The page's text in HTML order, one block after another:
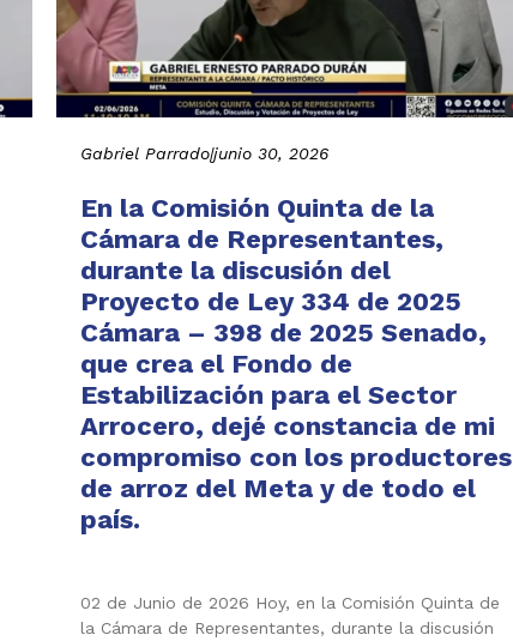
Gabriel Parrado|junio 30, 2026
En la Comisión Quinta de la
Cámara de Representantes,
durante la discusión del
Proyecto de Ley 334 de 2025
Cámara – 398 de 2025 Senado,
que crea el Fondo de
Estabilización para el Sector
Arrocero, dejé constancia de mi
compromiso con los productores
de arroz del Meta y de todo el
país.
02 de Junio de 2026 Hoy, en la Comisión Quinta de
la Cámara de Representantes, durante la discusión